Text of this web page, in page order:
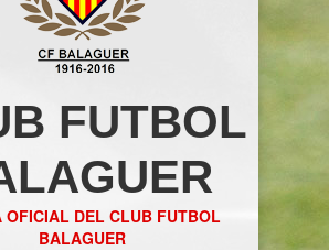
FUTBOL
OFICIAL DEL CLUB FUTBOL
BALAGUER